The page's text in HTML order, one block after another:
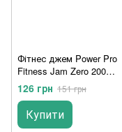
Фітнес джем Power Pro
Fitness Jam Zero 200
гЗапашний полуниця
126 грн 151 грн
Купити